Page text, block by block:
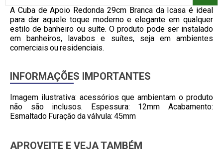
A Cuba de Apoio Redonda 29cm Branca da Icasa é ideal
para dar aquele toque moderno e elegante em qualquer
estilo de banheiro ou suíte. O produto pode ser instalado
em banheiros, lavabos e suítes, seja em ambientes
comerciais ou residenciais.
INFORMAÇÕES IMPORTANTES
Imagem ilustrativa: acessórios que ambientam o produto
não são inclusos. Espessura: 12mm Acabamento:
Esmaltado Furação da válvula: 45mm
APROVEITE E VEJA TAMBÉM